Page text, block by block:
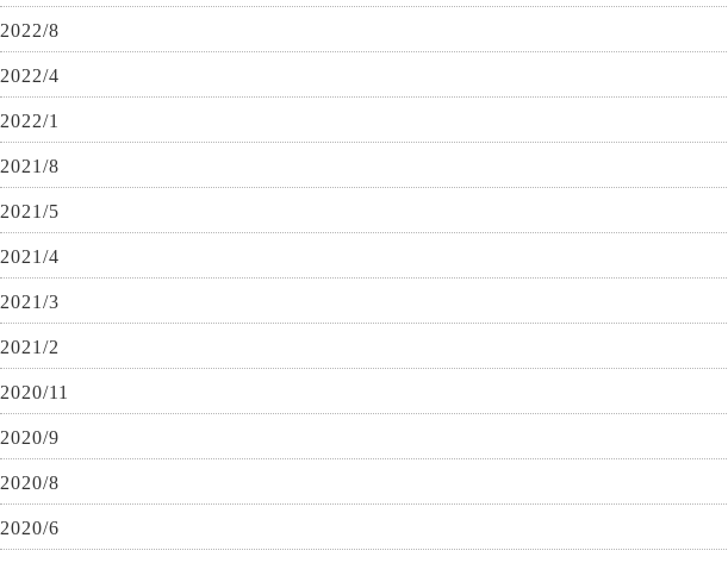
2022/8
2022/4
2022/1
2021/8
2021/5
2021/4
2021/3
2021/2
2020/11
2020/9
2020/8
2020/6